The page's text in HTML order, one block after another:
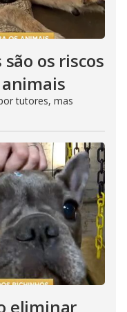
são os riscos
tutores, mas
eliminar